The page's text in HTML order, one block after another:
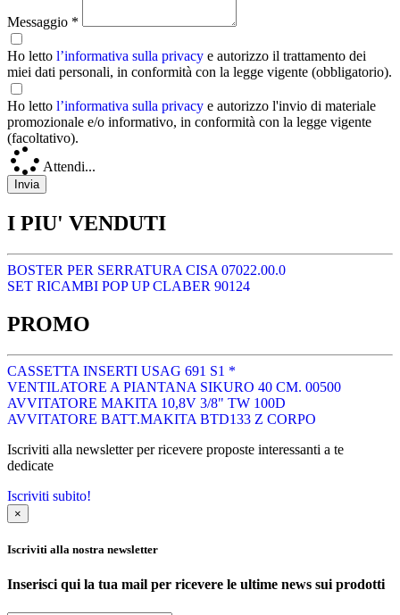
Messaggio *
Ho letto l’informativa sulla privacy e autorizzo il trattamento dei
miei dati personali, in conformità con la legge vigente (obbligatorio).
Ho letto l’informativa sulla privacy e autorizzo l'invio di materiale
promozionale e/o informativo, in conformità con la legge vigente
(facoltativo).
Attendi...
I PIU' VENDUTI
BOSTER PER SERRATURA CISA 07022.00.0
SET RICAMBI POP UP CLABER 90124
PROMO
CASSETTA INSERTI USAG 691 S1 *
VENTILATORE A PIANTANA SIKURO 40 CM. 00500
AVVITATORE MAKITA 10,8V 3/8" TW 100D
AVVITATORE BATT.MAKITA BTD133 Z CORPO
Iscriviti alla newsletter per ricevere proposte interessanti a te
dedicate
Iscriviti subito!
×
Iscriviti alla nostra newsletter
Inserisci qui la tua mail per ricevere le ultime news sui prodotti